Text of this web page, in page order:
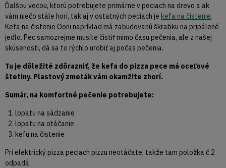
Ďalšou vecou, ktorú potrebujete primárne v peciach na drevo a ak
vám niečo stále horí, tak aj v ostatných peciach je kefa na čistenie.
Kefa na čistenie Ooni napríklad má zabudovanú škrabku na pripálené
jedlo. Pec samozrejme musíte čistiť mimo času pečenia, ale z našej
skúsenosti, dá sa to rýchlo urobiť aj počas pečenia.
Tu je dôležité zdôrazniť, že kefa do pizza pece má oceľové
štetiny. Plastový zmeták vám okamžite zhorí.
Sumár, na komfortné pečenie potrebujete:
lopatu na sádzanie
lopatu na otáčanie
kefu na čistenie
Pri elektrický pizza peciach pizzu neotáčate, takže tam položka č.2
odpadá.